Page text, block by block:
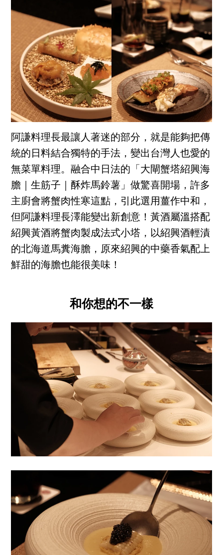
阿謙料理長最讓人著迷的部分，就是能夠把傳
統的日料結合獨特的手法，變出台灣人也愛的
無菜單料理。融合中日法的「大閘蟹塔紹興海
膽｜生筋子｜酥炸馬鈴薯」做驚喜開場，許多
主廚會將蟹肉性寒這點，引此選用薑作中和，
但阿謙料理長澤能變出新創意！黃酒屬溫搭配
紹興黃酒將蟹肉製成法式小塔，以紹興酒輕漬
的北海道馬糞海膽，原來紹興的中藥香氣配上
鮮甜的海膽也能很美味！
和你想的不一樣